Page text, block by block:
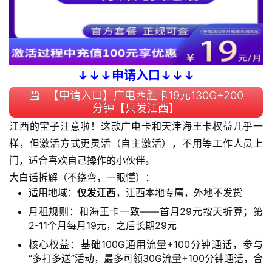
I
M
通
套
餐
卡
电
信
登录 注册
↓↓↓申请入口↓↓↓
【申请入口】广电西胜卡19元130G+200
分钟【只发江西】
江西的宝子注意啦！这款广电卡和天津海王卡权益几乎一
样，但激活方式更灵活（自主激活），不用等工作人员上
门，适合喜欢自己操作的小伙伴。
大白话拆解（不绕弯，一眼懂）：
适用地域： 仅发江西，江西本地专属，外地不发货
月租规则：和海王卡一致——首月29元按天折算；第
2-11个月每月19元，之后长期29元
核心权益：基础100G通用流量+100分钟通话，参与
“多打多送”活动，最多可领30G流量+100分钟通话，合